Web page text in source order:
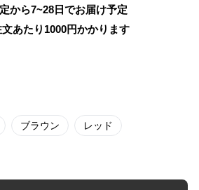
から7~28日でお届け予定
あたり 1000円かかります
ブラウン レッド